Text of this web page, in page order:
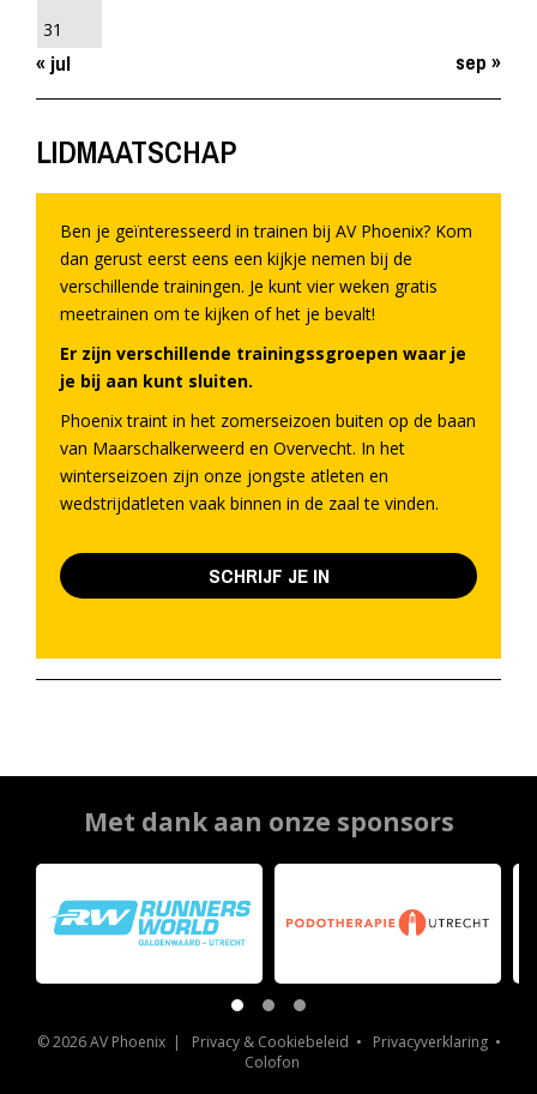
31
« jul sep »
LIDMAATSCHAP
Ben je geïnteresseerd in trainen bij AV Phoenix? Kom
dan gerust eerst eens een kijkje nemen bij de
verschillende trainingen. Je kunt vier weken gratis
meetrainen om te kijken of het je bevalt!
Er zijn verschillende trainingssgroepen waar je
je bij aan kunt sluiten.
Phoenix traint in het zomerseizoen buiten op de baan
van Maarschalkerweerd en Overvecht. In het
winterseizoen zijn onze jongste atleten en
wedstrijdatleten vaak binnen in de zaal te vinden.
SCHRIJF JE IN
Met dank aan onze sponsors
© 2026 AV Phoenix | Privacy & Cookiebeleid • Privacyverklaring•
Colofon